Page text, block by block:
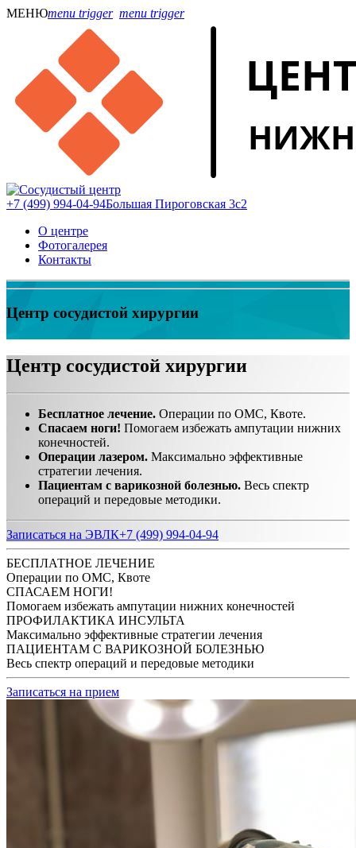
МЕНЮmenu trigger menu trigger
+7 (499) 994-04-94Большая Пироговская 3с2
О центре
Фотогалерея
Контакты
Центр сосудистой хирургии
Центр сосудистой хирургии
Бесплатное лечение. Операции по ОМС, Квоте.
Спасаем ноги! Помогаем избежать ампутации нижних
конечностей.
Операции лазером. Максимально эффективные
стратегии лечения.
Пациентам с варикозной болезнью. Весь спектр
операций и передовые методики.
Записаться на ЭВЛК+7 (499) 994-04-94
БЕСПЛАТНОЕ ЛЕЧЕНИЕ
Операции по ОМС, Квоте
СПАСАЕМ НОГИ!
Помогаем избежать ампутации нижних конечностей
ПРОФИЛАКТИКА ИНСУЛЬТА
Максимально эффективные стратегии лечения
ПАЦИЕНТАМ С ВАРИКОЗНОЙ БОЛЕЗНЬЮ
Весь спектр операций и передовые методики
Записаться на прием